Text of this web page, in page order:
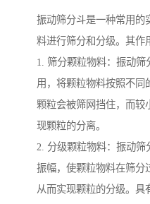
振动筛分斗是一种常用的
料进行筛分和分级。其作
1. 筛分颗粒物料：振动
用，将颗粒物料按照不同
颗粒会被筛网挡住，而较
现颗粒的分离。
2. 分级颗粒物料：振动筛
振幅，使颗粒物料在筛分
从而实现颗粒的分级。具